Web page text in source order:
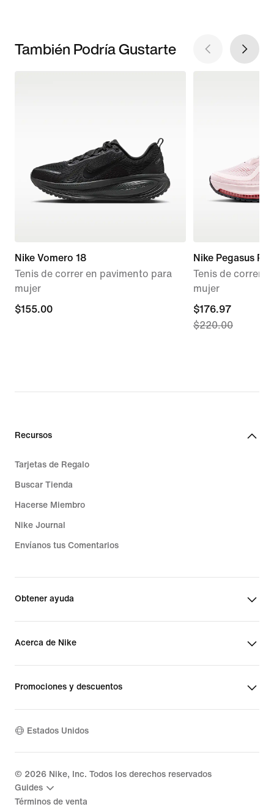
También Podría Gustarte
Nike Vomero 18
Tenis de correr en pavimento para
mujer
$155.00
$155.00
Nike Pegasus
Tenis de correr
mujer
current
price
$220.00
$176.97
$220.00
Recursos
Tarjetas de Regalo
Buscar Tienda
Hacerse Miembro
Nike Journal
Envíanos tus Comentarios
Obtener ayuda
Acerca de Nike
Promociones y descuentos
Estados Unidos
© 2026 Nike, Inc. Todos los derechos reservados
Guides
Términos de venta